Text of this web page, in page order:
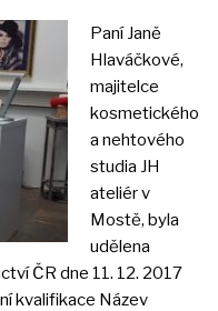
Paní Janě
Hlaváčkové,
majitelce
kosmetického
a nehtového
studia JH
ateliér v
Mostě, byla
udělena
ČR dne 11. 12. 2017
kvalifikace Název